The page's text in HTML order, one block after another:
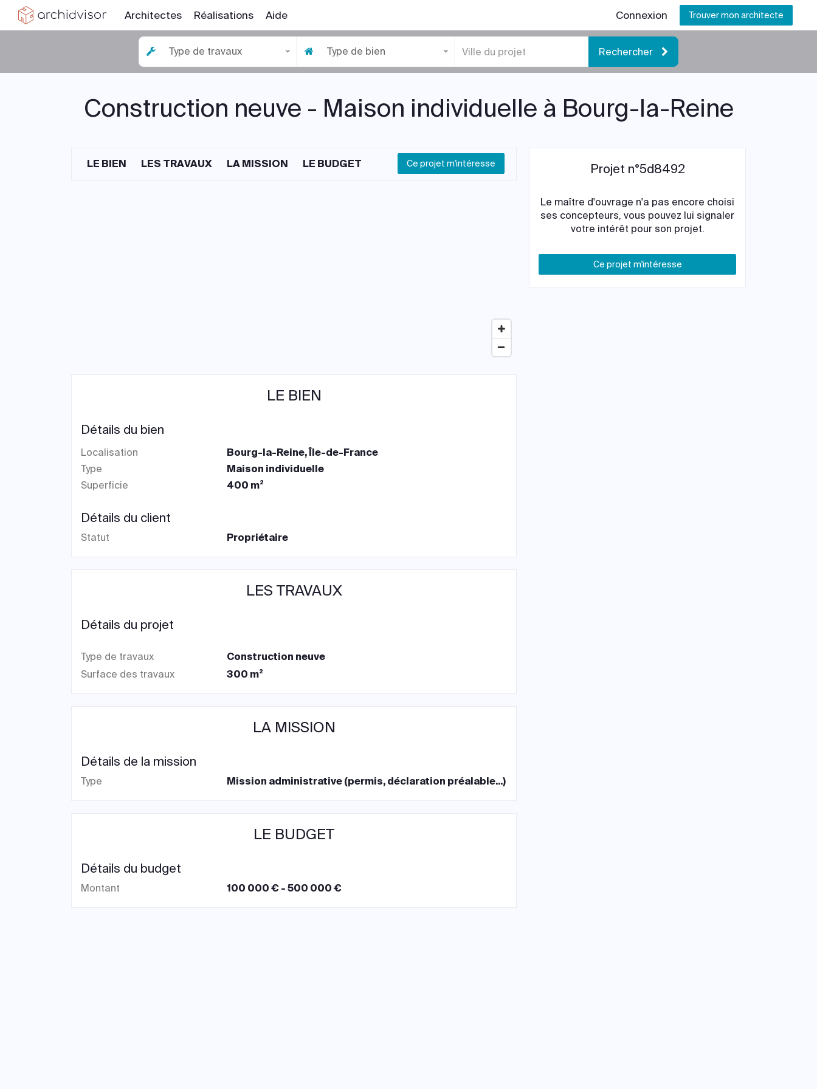
Architectes Réalisations Aide Connexion Trouver mon architecte
Type de travaux Type de bien Rechercher
Construction neuve - Maison individuelle à Bourg-la-Reine
LE BIEN LES TRAVAUX LA MISSION LE BUDGET Ce projet m'intéresse
LE BIEN
Détails du bien
Localisation
Bourg-la-Reine, Île-de-France
Type
Maison individuelle
Superficie
400 m²
Détails du client
Statut Propriétaire
LES TRAVAUX
Détails du projet
Type de travaux
Construction neuve
Surface des travaux
300 m²
LA MISSION
Détails de la mission
Type Mission administrative (permis, déclaration préalable...)
LE BUDGET
Détails du budget
Montant 100 000 € - 500 000 €
Projet n°5d8492
Le maître d'ouvrage n'a pas encore choisi
ses concepteurs, vous pouvez lui signaler
votre intérêt pour son projet.
Ce projet m'intéresse